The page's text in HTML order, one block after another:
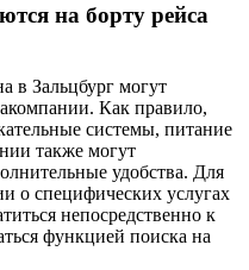
на борту рейса
в Зальцбург могут
Как правило,
системы, питание
также могут
удобства. Для
о специфических услугах
непосредственно к
функцией поиска на